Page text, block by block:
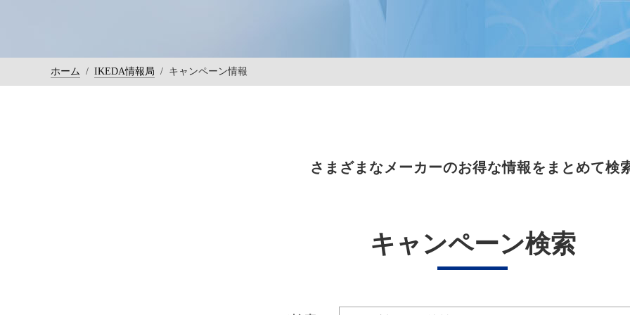
ホーム / IKEDA情報局 / キャンペーン情報
さまざまなメーカーのお得な情報をまとめて検
キャンペーン検索